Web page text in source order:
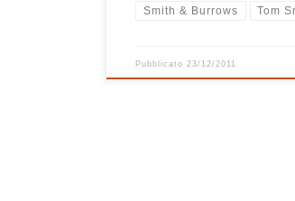
Smith & Burrows Tom
Pubblicato23/12/2011